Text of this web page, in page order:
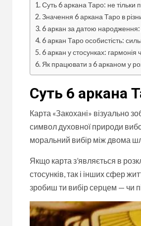
Суть 6 аркана Таро: не тільки
Значення 6 аркана Таро в
6 аркан за датою
6 аркан Таро особистість:
6 аркан у стосунках: гармонія
Як працювати з 6 арканом у
Суть 6 аркана
Карта «Закохані» візуально
символ духовної природи
моральний вибір між двома
Якщо карта з’являється в
стосунків, так і інших сфер
зробиш ти вибір серцем — чи